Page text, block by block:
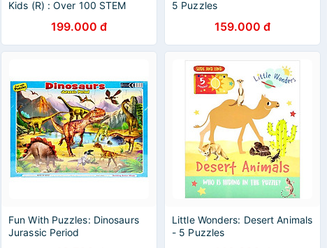
Kids (R) : Over 100 STEM
199.000 đ
5 Puzzles
159.000 đ
Fun With Puzzles: Dinosaurs
Jurassic Period
Little Wonders: Desert Animals
- 5 Puzzles